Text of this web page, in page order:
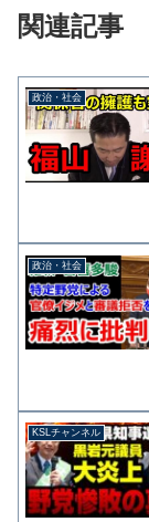
関連記事
政治・社会
政治・社会
KSLチャンネル